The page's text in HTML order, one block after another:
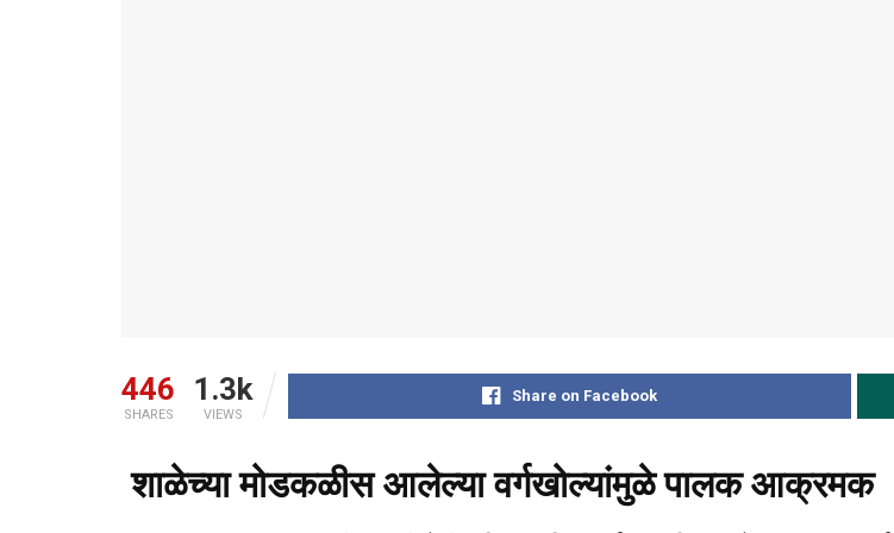
446
SHARES
1.3k
VIEWS
Share on Facebook
शाळेच्या मोडकळीस आलेल्या वर्गखोल्यांमुळे पालक आक्रमक